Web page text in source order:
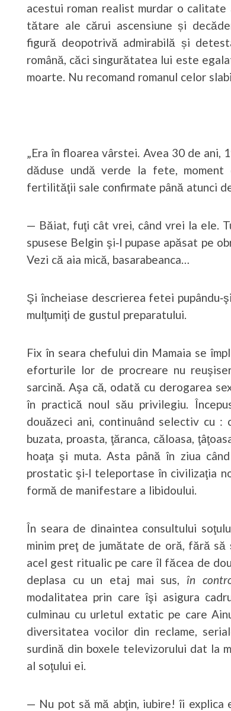
acestui roman realist murdar o
tătare ale cărui ascensiune și
figură deopotrivă admirabilă și
română, căci singurătatea lui este
moarte. Nu recomand romanul celor
„Era în floarea vârstei. Avea 30 de
dăduse undă verde la fete,
fertilităţii sale confirmate până atunci
— Băiat, fuţi cât vrei, când vrei la ele.
spusese Belgin şi‑l pupase apăsat pe
Vezi că aia mică, basarabeanca…
Şi încheiase descrierea fetei
mulţumiţi de gustul preparatului.
Fix în seara chefului din Mamaia se
eforturile lor de procreare nu
sarcină. Aşa că, odată cu derogarea
în practică noul său privilegiu.
douăzeci ani, continuând selectiv cu :
buzata, proasta, ţăranca, căloasa,
hoaţa şi muta. Asta până în ziua
prostatic şi‑l teleportase în civilizaţia
formă de manifestare a libidoului.
În seara de dinaintea consultului
minim preţ de jumătate de oră, fără
acel gest ritualic pe care îl făcea de
deplasa cu un etaj mai sus, în
modalitatea prin care îşi asigura
culminau cu urletul extatic pe care
diversitatea vocilor din reclame,
surdină din boxele televizorului dat la
al soţului ei.
— Nu pot să mă abţin, iubire! îi explica